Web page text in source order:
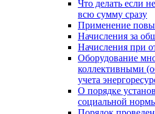
Что делать если
всю сумму сразу
Применение
Начисления за
Начисления при
Оборудование
коллективными
учета
О порядке
социальной